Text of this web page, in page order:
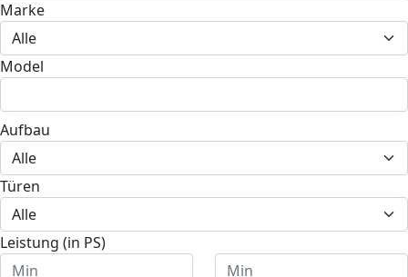
Marke
Model
Aufbau
Türen
Leistung (in PS)